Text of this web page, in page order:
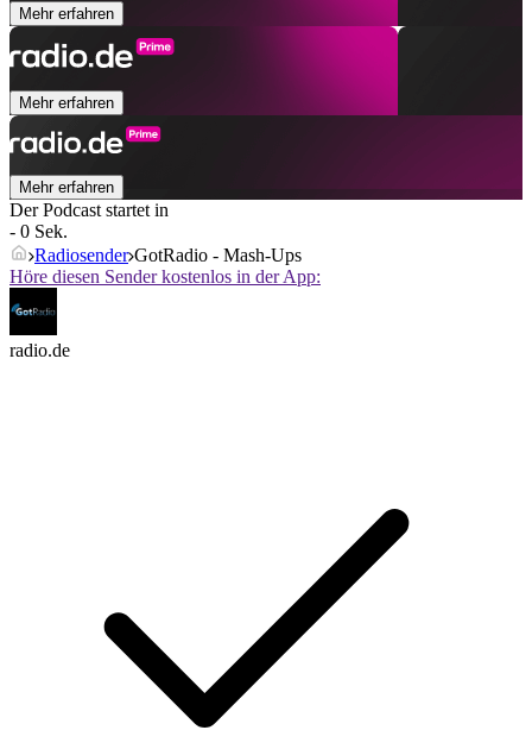
Mehr erfahren
Mehr erfahren
Mehr erfahren
Der Podcast startet in
- 0 Sek.
Radiosender GotRadio - Mash-Ups
Höre diesen Sender kostenlos in der App:
radio.de